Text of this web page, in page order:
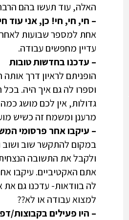
האלה, עוד תעשו בהם
– חי, חי, חי! כן, אני עוד
אחת למספר שבועות לאחר
עדיין מחפשים עבודה.
– עדכנו בחדשות טובות
הופניתם לראיון דרך
וספרו לה גם איך היה.
גדולות, אין לכם מושג
מרענן ומשמח זה כשיש
– עיקבו אחר פרסומי
במקום להתקשר שוב ושוב
ולקבל את התשובה
אתם האקטיביים. עיקבו
לה בוודאות- עדכנו גם
למצוא עבודה או לא??
– היו פעילים בקבוצות/